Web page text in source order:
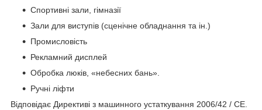
Спортивні зали, гімназії
Зали для виступів (сценічне обладнання та ін.)
Промисловість
Рекламний дисплей
Обробка люків, «небесних бань».
Ручні ліфти
Відповідає Директиві з машинного устаткування 2006/42 / CE.